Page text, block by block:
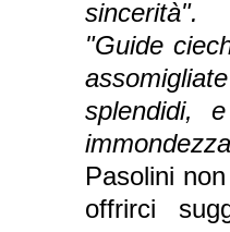
sincerità".
"Guide
splendidi,
immondezza
Pasolini
offrirci